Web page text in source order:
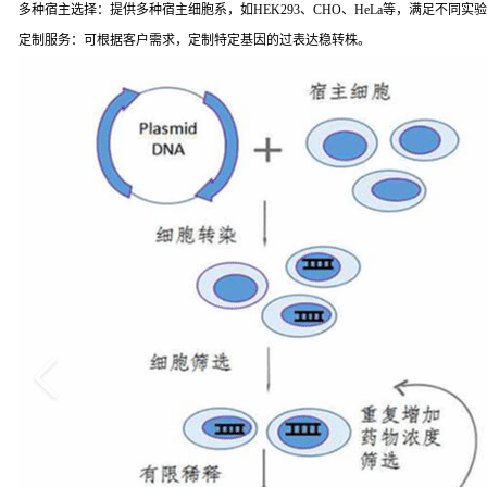
多种宿主选择：提供多种宿主细胞系，如HEK293、CHO、HeLa等，满足不同实
定制服务：可根据客户需求，定制特定基因的过表达稳转株。